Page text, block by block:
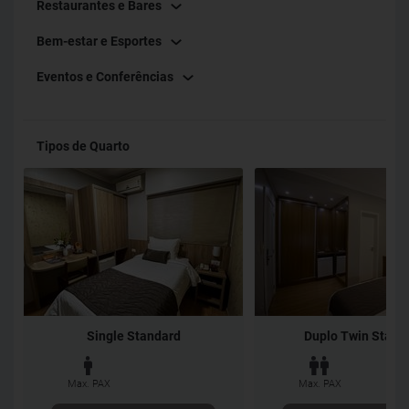
Restaurantes e Bares
Bem-estar e Esportes
Eventos e Conferências
Tipos de Quarto
Single Standard
Max. PAX
Duplo Twin
Max. PAX